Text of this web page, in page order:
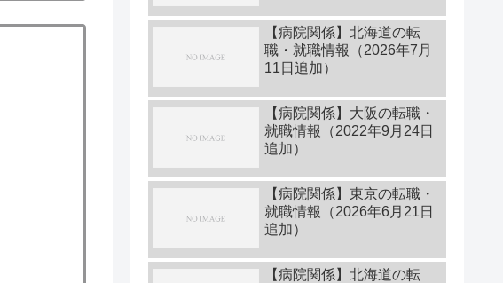
【病院関係】北海道の転
職・就職情報（2026年7月
11日追加）
【病院関係】大阪の転職・
就職情報（2022年9月24日
追加）
【病院関係】東京の転職・
就職情報（2026年6月21日
追加）
【病院関係】北海道の転